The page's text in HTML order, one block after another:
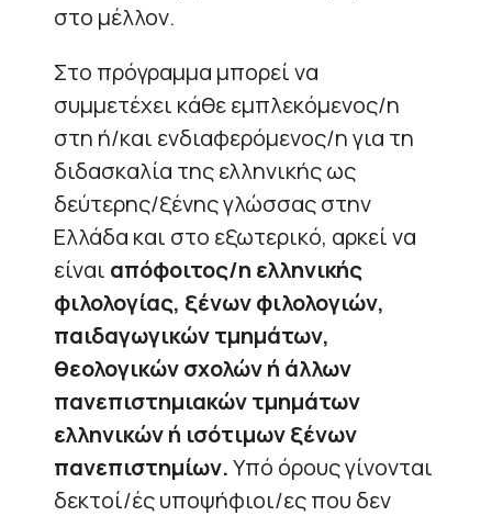
στο μέλλον.
Στο πρόγραμμα μπορεί να
συμμετέχει κάθε εμπλεκόμενος/η
στη ή/και ενδιαφερόμενος/η για τη
διδασκαλία της ελληνικής ως
δεύτερης/ξένης γλώσσας στην
Ελλάδα και στο εξωτερικό, αρκεί να
είναι απόφοιτος/η ελληνικής
φιλολογίας, ξένων φιλολογιών,
παιδαγωγικών τμημάτων,
θεολογικών σχολών ή άλλων
πανεπιστημιακών τμημάτων
ελληνικών ή ισότιμων ξένων
πανεπιστημίων.Υπό όρους γίνονται
δεκτοί/ές υποψήφιοι/ες που δεν